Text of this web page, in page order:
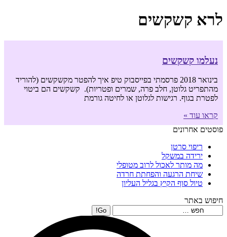
לרא קשקשים
נעלמו קשקשים
בינואר 2018 פרסמתי בפייסבוק טיפ איך להפטר מקשקשים (להוריד
מהתפריט גלוטן, חלב פרה, שמרים ופטריות). קשקשים הם ביטוי
לפטרת בגוף. רגישות לגלוטן או לחיטה גורמת
קראו עוד »
פוסטים אחרונים
ריפוי סרטן
ירידה במשקל
מה מותר לאכול לרוב מטופלי
שיחת הרגעה והפחתת חרדה
טיול סוף הקיץ בגליל העליון
חיפוש באתר
Search: